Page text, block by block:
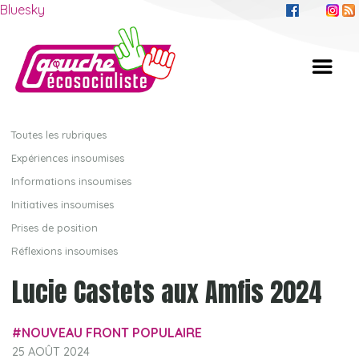
Bluesky
Toutes les rubriques
Expériences insoumises
Informations insoumises
Initiatives insoumises
Prises de position
Réflexions insoumises
Lucie Castets aux Amfis 2024
NOUVEAU FRONT POPULAIRE
25 AOÛT 2024